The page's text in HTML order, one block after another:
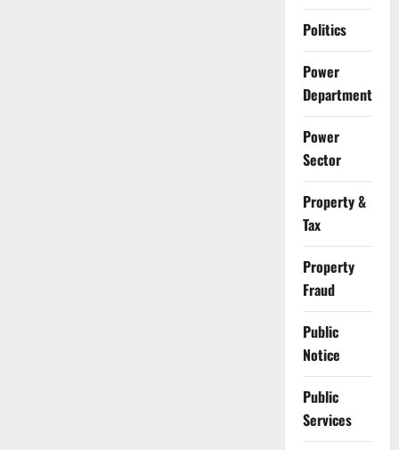
Politics
Power
Department
Power
Sector
Property &
Tax
Property
Fraud
Public
Notice
Public
Services